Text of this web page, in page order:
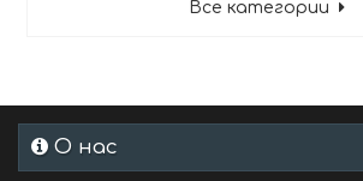
Все категории
О нас